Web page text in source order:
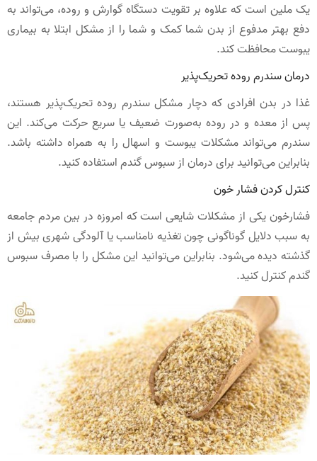
یک ملین است که علاوه بر تقویت دستگاه گوارش و روده، می‌تواند به
دفع بهتر مدفوع از بدن شما کمک و شما را از مشکل ابتلا به بیماری
یبوست محافظت کند.
درمان سندرم روده تحریک‌پذیر
غذا در بدن افرادی که دچار مشکل سندرم روده تحریک‌پذیر هستند،
پس از معده و در روده به‌صورت ضعیف یا سریع حرکت می‌کند. این
سندرم می‌تواند مشکلات یبوست و اسهال را به همراه داشته باشد.
بنابراین می‌توانید برای درمان از سبوس گندم استفاده کنید.
کنترل کردن فشار خون
فشارخون یکی از مشکلات شایعی است که امروزه در بین مردم جامعه
به سبب دلایل گوناگونی چون تغذیه نامناسب یا آلودگی شهری بیش از
گذشته دیده می‌شود. بنابراین می‌توانید این مشکل را با مصرف سبوس
گندم کنترل کنید.